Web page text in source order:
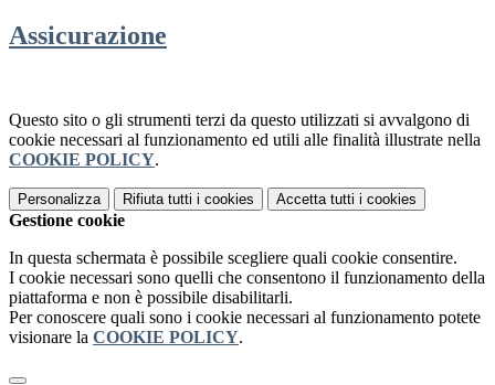
Assicurazione
Questo sito o gli strumenti terzi da questo utilizzati si avvalgono di
cookie necessari al funzionamento ed utili alle finalità illustrate nella
COOKIE POLICY.
Personalizza Rifiuta tutti i cookies Accetta tutti i cookies
Gestione cookie
In questa schermata è possibile scegliere quali cookie consentire.
I cookie necessari sono quelli che consentono il funzionamento della
piattaforma e non è possibile disabilitarli.
Per conoscere quali sono i cookie necessari al funzionamento potete
visionare la COOKIE POLICY.